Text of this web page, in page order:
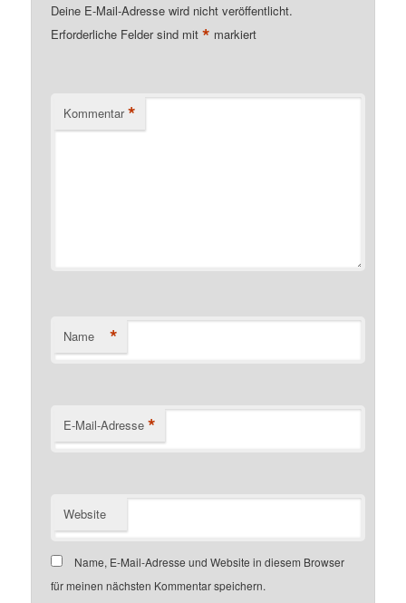
Deine E-Mail-Adresse wird nicht veröffentlicht.
Erforderliche Felder sind mit* markiert
Kommentar *
Name *
E-Mail-Adresse *
Website
Name, E-Mail-Adresse und Website in diesem Browser
für meinen nächsten Kommentar speichern.